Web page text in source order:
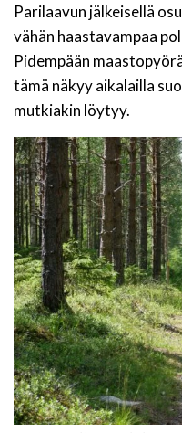
Parilaavun jälkeisellä
vähän haastavampaa
Pidempään
tämä näkyy aikalailla
mutkiakin löytyy.